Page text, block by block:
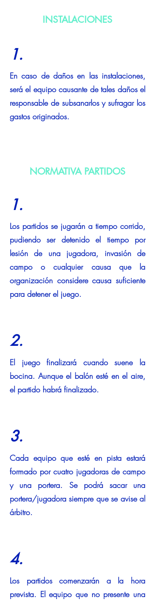
INSTALACIONES
1.
En caso de daños en las instalaciones,
será el equipo causante de tales daños el
responsable de subsanarlos y sufragar los
gastos originados.
NORMATIVA PARTIDOS
1.
Los partidos se jugarán a tiempo corrido,
pudiendo ser detenido el tiempo por
lesión de una jugadora, invasión de
campo o cualquier causa que la
organización considere causa suficiente
para detener el juego.
2.
El juego finalizará cuando suene la
bocina. Aunque el balón esté en el aire,
el partido habrá finalizado.
3.
Cada equipo que esté en pista estará
formado por cuatro jugadoras de campo
y una portera. Se podrá sacar una
portera/jugadora siempre que se avise al
árbitro.
4.
Los partidos comenzarán a la hora
prevista. El equipo que no presente una